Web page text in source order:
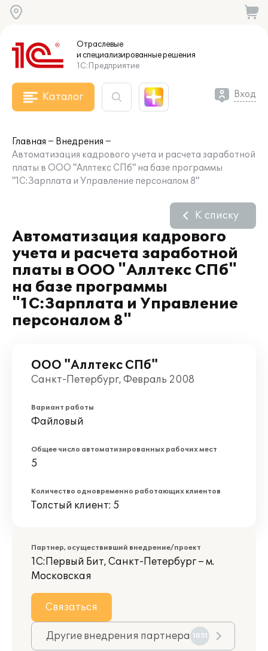
Отраслевые
и специализированныерешения
1С:Предприятие
Каталог Вход
Главная
Внедрения
Автоматизация кадрового учета и расчета заработной
платы в ООО "Аллтекс СПб" на базе программы
"1С:Зарплата и Управление персоналом 8"
Автоматизация кадрового
учета и расчета заработной
платы в ООО "Аллтекс СПб"
на базе программы
"1С:Зарплата и Управление
персоналом 8"
К списку
ООО "Аллтекс СПб"
Санкт-Петербург, Февраль 2008
Вариант работы
Файловый
Общее число автоматизированных рабочих мест
5
Количество одновременно работающих клиентов
Толстый клиент: 5
Партнер, осуществивший внедрение/проект
1С:Первый Бит, Санкт-Петербург – м.
Московская
Связаться
Другие внедрения партнера 1051